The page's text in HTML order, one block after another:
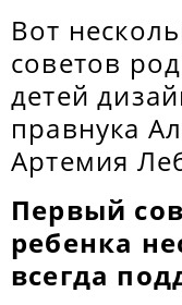
Вот
советов
детей
правнука
Артемия
Первый
ребенка
всегда